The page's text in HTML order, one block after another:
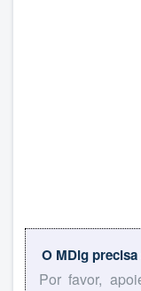
O MDig
Por favor,